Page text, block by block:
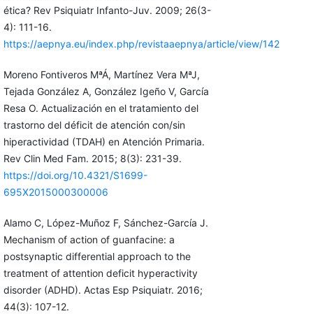
ética? Rev Psiquiatr Infanto-Juv. 2009; 26(3-
4): 111-16.
https://aepnya.eu/index.php/revistaaepnya/article/view/142
Moreno Fontiveros MªÁ, Martínez Vera MªJ,
Tejada González A, González Igeño V, García
Resa O. Actualización en el tratamiento del
trastorno del déficit de atención con/sin
hiperactividad (TDAH) en Atención Primaria.
Rev Clin Med Fam. 2015; 8(3): 231-39.
https://doi.org/10.4321/S1699-
695X2015000300006
Alamo C, López-Muñoz F, Sánchez-García J.
Mechanism of action of guanfacine: a
postsynaptic differential approach to the
treatment of attention deficit hyperactivity
disorder (ADHD). Actas Esp Psiquiatr. 2016;
44(3): 107-12.